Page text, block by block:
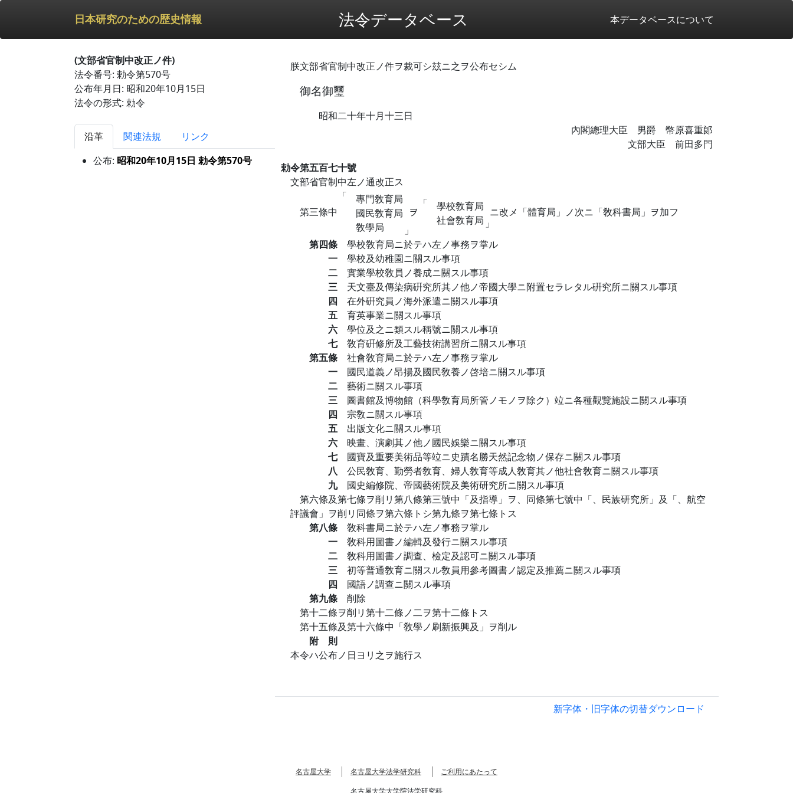
日本研究のための歴史情報 法令データベース 本データベースについて
(文部省官制中改正ノ件)
法令番号: 勅令第570号
公布年月日: 昭和20年10月15日
法令の形式: 勅令
沿革 関連法規
リンク
公布: 昭和20年10月15日 勅令第570号
朕文部省官制中改正ノ件ヲ裁可シ玆ニ之ヲ公布セシム
御名御璽
昭和二十年十月十三日
內閣總理大臣 男爵 幣原喜重郞
文部大臣 前田多門
勅令第五百七十號
文部省官制中左ノ通改正ス
第三條中
「
專門敎育局
國民敎育局
敎學局
」
ヲ
「
學校敎育局
社會敎育局 」
ニ改メ「體育局」ノ次ニ「敎科書局」ヲ加フ
第四條 學校敎育局ニ於テハ左ノ事務ヲ掌ル
一 學校及幼稚園ニ關スル事項
二 實業學校敎員ノ養成ニ關スル事項
三 天文臺及傳染病硏究所其ノ他ノ帝國大學ニ附置セラレタル硏究所ニ關スル事項
四 在外硏究員ノ海外派遣ニ關スル事項
五 育英事業ニ關スル事項
六 學位及之ニ類スル稱號ニ關スル事項
七 敎育硏修所及工藝技術講習所ニ關スル事項
第五條 社會敎育局ニ於テハ左ノ事務ヲ掌ル
一 國民道義ノ昂揚及國民敎養ノ啓培ニ關スル事項
二 藝術ニ關スル事項
三 圖書館及博物館（科學敎育局所管ノモノヲ除ク）竝ニ各種觀覽施設ニ關スル事項
四 宗敎ニ關スル事項
五 出版文化ニ關スル事項
六 映畫、演劇其ノ他ノ國民娛樂ニ關スル事項
七 國寶及重要美術品等竝ニ史蹟名勝天然記念物ノ保存ニ關スル事項
八 公民敎育、勤勞者敎育、婦人敎育等成人敎育其ノ他社會敎育ニ關スル事項
九 國史編修院、帝國藝術院及美術研究所ニ關スル事項
第六條及第七條ヲ削リ第八條第三號中「及指導」ヲ、同條第七號中「、民族研究所」及「、航空
評議會」ヲ削リ同條ヲ第六條トシ第九條ヲ第七條トス
第八條 敎科書局ニ於テハ左ノ事務ヲ掌ル
一 敎科用圖書ノ編輯及發行ニ關スル事項
二 敎科用圖書ノ調查、檢定及認可ニ關スル事項
三 初等普通敎育ニ關スル敎員用參考圖書ノ認定及推薦ニ關スル事項
四 國語ノ調查ニ關スル事項
第九條 削除
第十二條ヲ削リ第十二條ノ二ヲ第十二條トス
第十五條及第十六條中「敎學ノ刷新振興及」ヲ削ル
附 則
本令ハ公布ノ日ヨリ之ヲ施行ス
新字体・旧字体の切替ダウンロード
名古屋大学 名古屋大学法学研究科
ご利用にあたって